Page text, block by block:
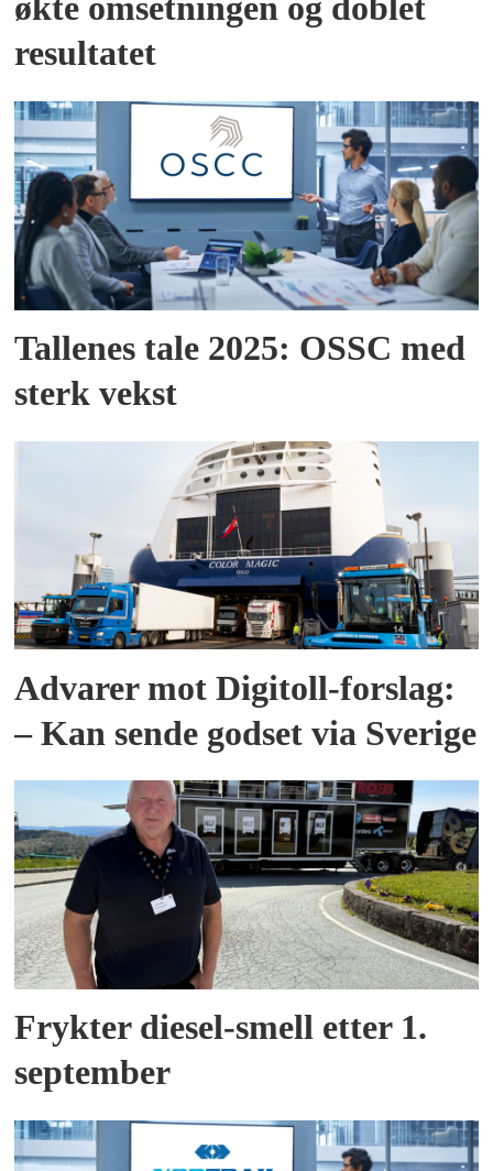
økte omsetningen og doblet
resultatet
Tallenes tale 2025: OSSC med
sterk vekst
Advarer mot Digitoll-forslag:
– Kan sende godset via Sverige
Frykter diesel-smell etter 1.
september